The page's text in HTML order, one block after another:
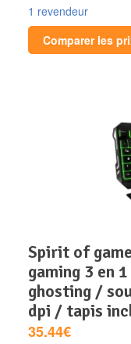
1 revendeur
Comparer les
spirit of gamer – pro-mk5 – pack
gaming 3 en
ghosting /
dpi / tapis
35.44€